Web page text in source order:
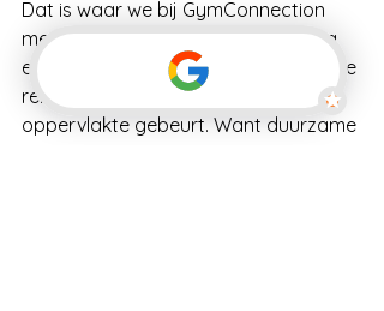
Dat is waar we bij GymConnection
mee werken: niet alleen met training
en voeding, maar met een aanpak die
rekening houdt met wat er onder de
oppervlakte gebeurt. Want duurzame